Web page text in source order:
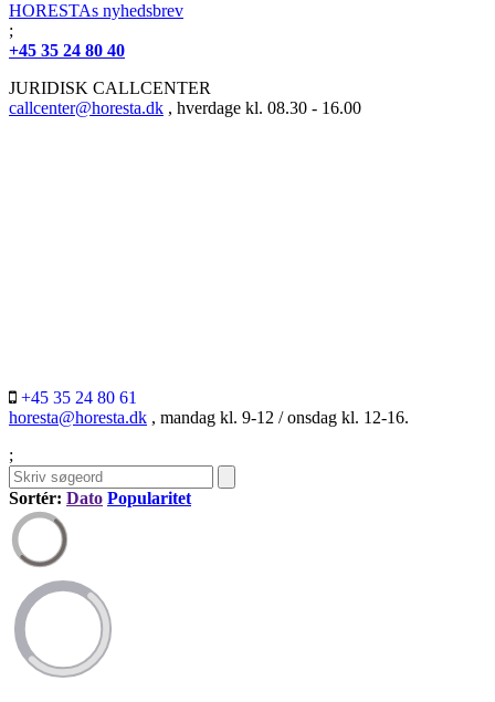
HORESTAs nyhedsbrev
;
+45 35 24 80 40
JURIDISK CALLCENTER
callcenter@horesta.dk , hverdage kl. 08.30 - 16.00
+45 35 24 80 61
horesta@horesta.dk , mandag kl. 9-12 / onsdag kl. 12-16.
;
Sortér: Dato Popularitet